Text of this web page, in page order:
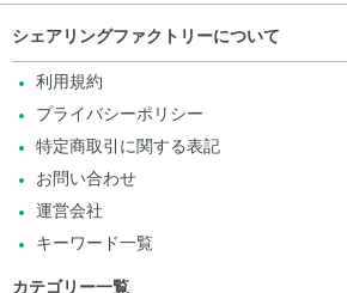
シェアリングファクトリーについて
利用規約
プライバシーポリシー
特定商取引に関する表記
お問い合わせ
運営会社
キーワード一覧
カテゴリー一覧